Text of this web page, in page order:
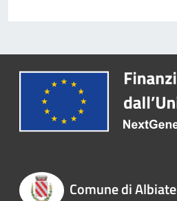
Comune di Albiate